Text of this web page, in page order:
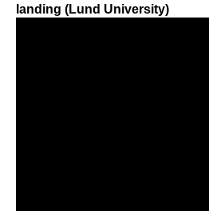
landing (Lund University)